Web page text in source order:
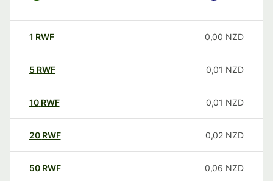
1 RWF 0,00 NZD
5 RWF 0,01 NZD
10 RWF 0,01 NZD
20 RWF 0,02 NZD
50 RWF 0,06 NZD